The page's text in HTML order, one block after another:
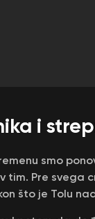
i
smo
tim. Pre svega
što je Tolu